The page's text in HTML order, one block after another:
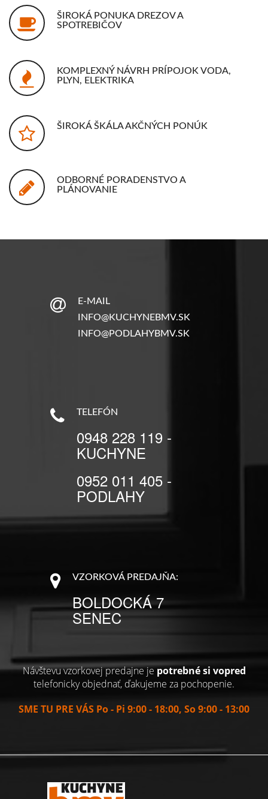
ŠIROKÁ PONUKA DREZOV A
SPOTREBIČOV
KOMPLEXNÝ NÁVRH PRÍPOJOK VODA,
PLYN, ELEKTRIKA
ŠIROKÁ ŠKÁLA AKČNÝCH PONÚK
ODBORNÉ PORADENSTVO A
PLÁNOVANIE
E-MAIL
INFO@KUCHYNEBMV.SK
INFO@PODLAHYBMV.SK
TELEFÓN
0948 228 119 -
KUCHYNE
0952 011 405 -
PODLAHY
VZORKOVÁ PREDAJŇA:
BOLDOCKÁ 7
SENEC
Návštevu vzorkovej predajne jepotrebné si vopred
telefonicky objednať, ďakujeme za pochopenie.
SME TU PRE VÁS Po - Pi 9:00 - 18:00, So 9:00 - 13:00